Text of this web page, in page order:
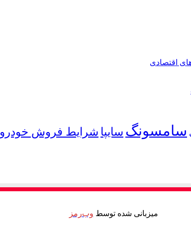
اقتصادی
سامسونگ سایپا شرایط فروش خودرو
میزبانی شده توسط وب‌رمز